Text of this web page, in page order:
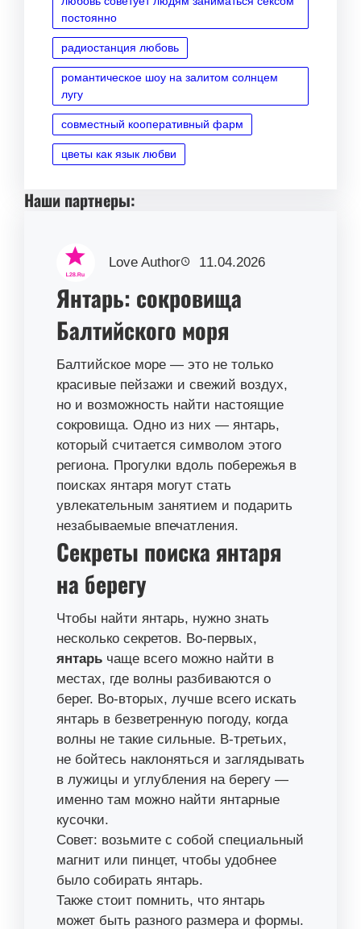
постоянно
радиостанция любовь
романтическое шоу на залитом солнцем
лугу
совместный кооперативный фарм
цветы как язык любви
Наши партнеры:
Love Author 11.04.2026
Янтарь: сокровища
Балтийского моря
Балтийское море — это не только
красивые пейзажи и свежий воздух,
но и возможность найти настоящие
сокровища. Одно из них — янтарь,
который считается символом этого
региона. Прогулки вдоль побережья в
поисках янтаря могут стать
увлекательным занятием и подарить
незабываемые впечатления.
Секреты поиска янтаря
на берегу
Чтобы найти янтарь, нужно знать
несколько секретов. Во-первых,
янтарь чаще всего можно найти в
местах, где волны разбиваются о
берег. Во-вторых, лучше всего искать
янтарь в безветренную погоду, когда
волны не такие сильные. В-третьих,
не бойтесь наклоняться и заглядывать
в лужицы и углубления на берегу —
именно там можно найти янтарные
кусочки.
Совет: возьмите с собой специальный
магнит или пинцет, чтобы удобнее
было собирать янтарь.
Также стоит помнить, что янтарь
может быть разного размера и формы.